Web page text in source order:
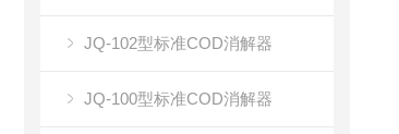
JQ-102型标准COD消解器
JQ-100型标准COD消解器